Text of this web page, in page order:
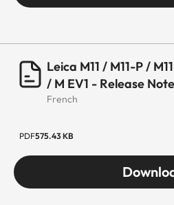
Leica M11 / M11-P /
/ M EV1 - Release
French
PDF575.43 KB